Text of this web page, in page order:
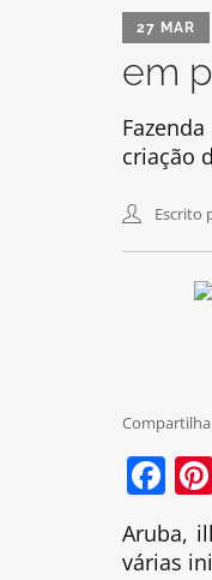
27 MAR
em
criação
Escrito
Aruba,
várias